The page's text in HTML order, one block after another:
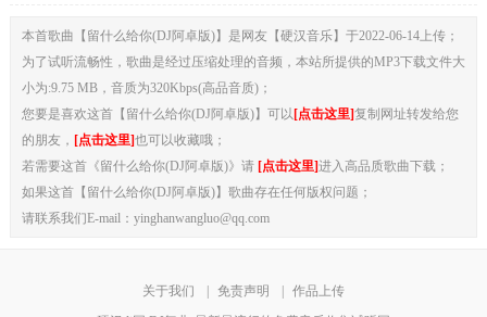
本首歌曲【留什么给你(DJ阿卓版)】是网友【硬汉音乐】于2022-06-14上传；
为了试听流畅性，歌曲是经过压缩处理的音频，本站所提供的MP3下载文件大
小为:9.75 MB，音质为320Kbps(高品音质)；
您要是喜欢这首【留什么给你(DJ阿卓版)】可以 [点击这里]复制网址转发给您
的朋友， [点击这里]也可以收藏哦；
若需要这首《留什么给你(DJ阿卓版)》请 [点击这里]进入高品质歌曲下载；
如果这首【留什么给你(DJ阿卓版)】歌曲存在任何版权问题；
请联系我们E-mail：yinghanwangluo@qq.com
关于我们 免责声明
作品上传